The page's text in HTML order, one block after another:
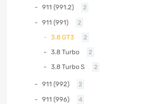
911 (991.2) 2
911 (991) 2
3.8 GT3 2
3.8 Turbo 2
3.8 Turbo S 2
911 (992) 2
911 (996) 4